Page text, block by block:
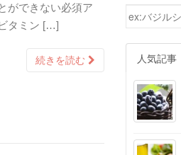
ができない必須ア
タミン […]
続きを読む
検索結果:
人気記事